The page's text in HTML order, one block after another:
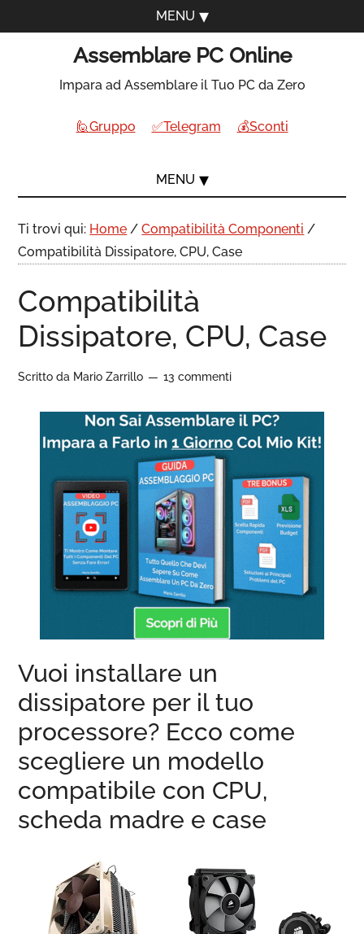
MENU
Assemblare PC Online
Impara ad Assemblare il Tuo PC da Zero
🙋Gruppo ✅Telegram 💰Sconti
MENU
Ti trovi qui: Home / Compatibilità Componenti /
Compatibilità Dissipatore, CPU, Case
Compatibilità
Dissipatore, CPU, Case
Scritto da Mario Zarrillo 13 commenti
Vuoi installare un
dissipatore per il tuo
processore? Ecco come
scegliere un modello
compatibile con CPU,
scheda madre e case